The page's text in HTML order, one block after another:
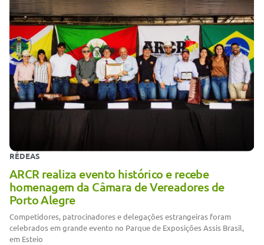
RÉDEAS
ARCR realiza evento histórico e recebe
homenagem da Câmara de Vereadores de
Porto Alegre
Competidores, patrocinadores e delegações estrangeiras foram
celebrados em grande evento no Parque de Exposições Assis Brasil,
em Esteio